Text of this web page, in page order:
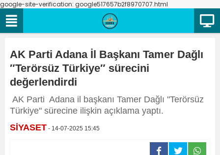
google-site-verification: google517657b2f8970707.html
AK Parti Adana İl Başkanı Tamer Dağlı
″Terörsüz Türkiye″ sürecini
değerlendirdi
AK Parti Adana il başkanı Tamer Dağlı "Terörsüz
Türkiye" sürecine ilişkin açıklama yaptı.
SİYASET - 14-07-2025 15:45